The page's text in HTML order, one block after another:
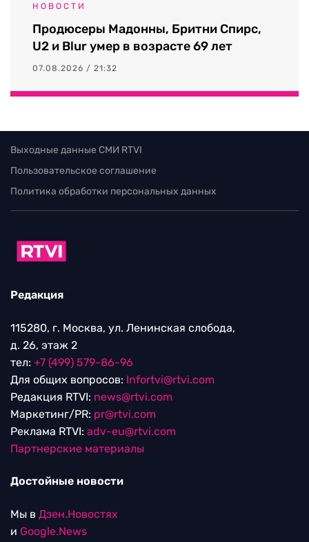
НОВОСТИ
Продюсеры Мадонны, Бритни Спирс,
U2 и Blur умер в возрасте 69 лет
07.08.2026 / 21:32
Выходные данные СМИ RTVI
Пользовательское соглашение
Политика обработки персональных данных
Редакция
115280, г. Москва, ул. Ленинская слобода,
д. 26, этаж 2
тел: +7 (499) 579-86-96
Для общих вопросов: Infortvi@rtvi.com
Редакция RTVI: news@rtvi.com
Маркетинг/PR: pr@rtvi.com
Реклама RTVI: adv-eu@rtvi.com
Партнерские материалы
Достойные новости
Мы в Дзен.Новостях
и Google.News